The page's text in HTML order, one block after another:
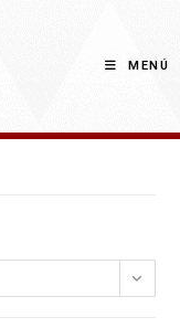
MENÚ